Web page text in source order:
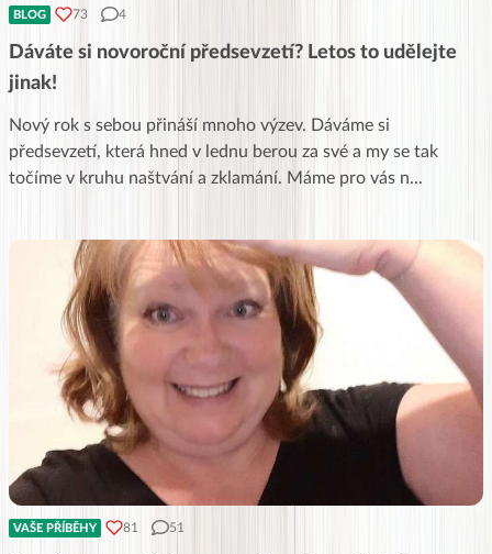
BLOG 73 4
Dáváte si novoroční předsevzetí? Letos to udělejte
jinak!
Nový rok s sebou přináší mnoho výzev. Dáváme si
předsevzetí, která hned v lednu berou za své a my se tak
točíme v kruhu naštvání a zklamání. Máme pro vás n...
VAŠE PŘÍBĚHY 81 51